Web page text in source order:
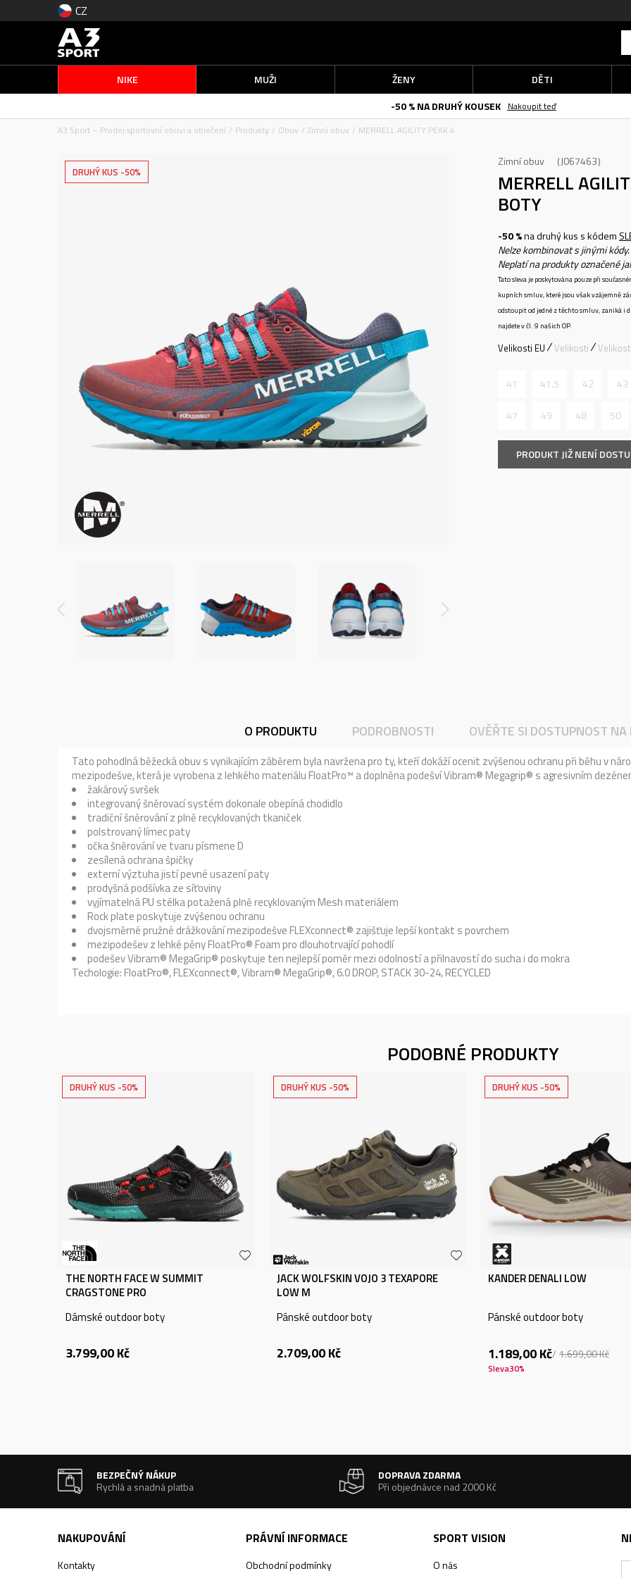
CZ
NIKE MUŽI ŽENY DĚTI
-50 % NA DRUHÝ KOUSEK
Nakoupit teď
A3 Sport – Prodej sportovní obuvi a oblečení
Produkty Obuv Zimní obuv MERRELL AGILITY PEAK 4
DRUHÝ KUS -50%
Zimní obuv J067463
MERRELL
BOTY
-50 %na druhý kus s kódem
Nelze kombinovat s jinými kódy.
Neplatí na produkty označené
Tato sleva je poskytována pouze při
kupních smluv, které jsou však vzájemně
odstoupit od jedné z těchto smluv, zaniká i
najdete v čl. 9 našich OP.
Velikosti EU Velikosti
41 41.5 42 43
47 49 48 50
PRODUKT JIŽ NENÍ
O PRODUKTU PODROBNOSTI OVĚŘTE SI DOSTUPNOST NA
Tato pohodlná běžecká obuv s vynikajícím záběrem byla navržena pro ty, kteří dokáží ocenit zvýšenou ochranu při běhu v
mezipodešve, která je vyrobena z lehkého materiálu FloatPro™ a doplněna podešví Vibram® Megagrip® s agresivním
žakárový svršek
integrovaný šněrovací systém dokonale obepíná chodidlo
tradiční šněrování z plně recyklovaných tkaniček
polstrovaný límec paty
očka šněrování ve tvaru písmene D
zesílená ochrana špičky
externí výztuha jistí pevné usazení paty
prodyšná podšívka ze síťoviny
vyjímatelná PU stélka potažená plně recyklovaným Mesh materiálem
Rock plate poskytuje zvýšenou ochranu
dvojsměrné pružné drážkování mezipodešve FLEXconnect® zajišťuje lepší kontakt s povrchem
mezipodešev z lehké pěny FloatPro® Foam pro dlouhotrvající pohodlí
podešev Vibram® MegaGrip® poskytuje ten nejlepší poměr mezi odolností a přilnavostí do sucha i do mokra
Techologie: FloatPro®, FLEXconnect®, Vibram® MegaGrip®, 6.0 DROP, STACK 30-24, RECYCLED
PODOBNÉ PRODUKTY
DRUHÝ KUS -50%
THE NORTH FACE W SUMMIT
CRAGSTONE PRO
Dámské outdoor boty
3.799,00Kč
DRUHÝ KUS -50%
JACK WOLFSKIN VOJO 3 TEXAPORE
LOW M
Pánské outdoor boty
2.709,00Kč
DRUHÝ KUS -50%
KANDER DENALI LOW
Pánské outdoor boty
1.189,00Kč 1.699,00Kč
Sleva30%
BEZPEČNÝ NÁKUP
Rychlá a snadná platba
DOPRAVA ZDARMA
Při objednávce nad 2000 Kč
NAKUPOVÁNÍ
Kontakty
PRÁVNÍ INFORMACE
Obchodní podmínky
SPORT VISION
O nás